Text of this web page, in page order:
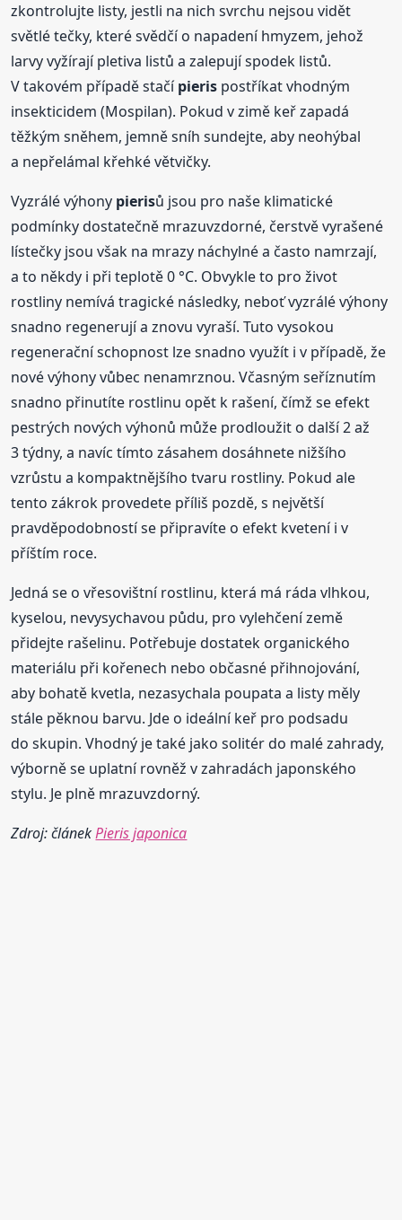
zkontrolujte listy, jestli na nich svrchu nejsou vidět
světlé tečky, které svědčí o napadení hmyzem, jehož
larvy vyžírají pletiva listů a zalepují spodek listů.
V takovém případě stačípieris postříkat vhodným
insekticidem (Mospilan). Pokud v zimě keř zapadá
těžkým sněhem, jemně sníh sundejte, aby neohýbal
a nepřelámal křehké větvičky.
Vyzrálé výhony pierisů jsou pro naše klimatické
podmínky dostatečně mrazuvzdorné, čerstvě vyrašené
lístečky jsou však na mrazy náchylné a často namrzají,
a to někdy i při teplotě 0 °C. Obvykle to pro život
rostliny nemívá tragické následky, neboť vyzrálé výhony
snadno regenerují a znovu vyraší. Tuto vysokou
regenerační schopnost lze snadno využít i v případě, že
nové výhony vůbec nenamrznou. Včasným seříznutím
snadno přinutíte rostlinu opět k rašení, čímž se efekt
pestrých nových výhonů může prodloužit o další 2 až
3 týdny, a navíc tímto zásahem dosáhnete nižšího
vzrůstu a kompaktnějšího tvaru rostliny. Pokud ale
tento zákrok provedete příliš pozdě, s největší
pravděpodobností se připravíte o efekt kvetení i v
příštím roce.
Jedná se o vřesovištní rostlinu, která má ráda vlhkou,
kyselou, nevysychavou půdu, pro vylehčení země
přidejte rašelinu. Potřebuje dostatek organického
materiálu při kořenech nebo občasné přihnojování,
aby bohatě kvetla, nezasychala poupata a listy měly
stále pěknou barvu. Jde o ideální keř pro podsadu
do skupin. Vhodný je také jako solitér do malé zahrady,
výborně se uplatní rovněž v zahradách japonského
stylu. Je plně mrazuvzdorný.
Zdroj: článekPieris japonica